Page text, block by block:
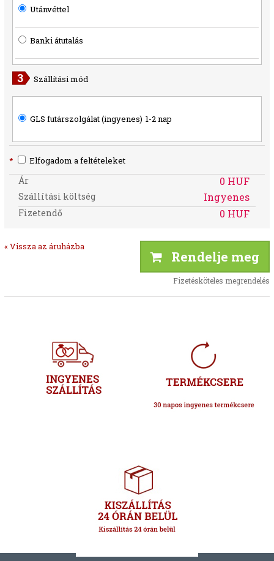
Utánvéttel
Banki átutalás
Szállítási mód
GLS futárszolgálat (ingyenes) 1-2 nap
* Elfogadom a feltételeket
Ár 0 HUF
Szállítási költség Ingyenes
Fizetendő 0 HUF
« Vissza az áruházba
Rendelje meg
Fizetésköteles megrendelés